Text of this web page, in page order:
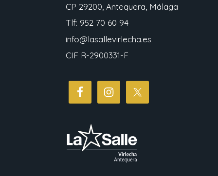
CP 29200, Antequera, Málaga
Tlf: 952 70 60 94
info@lasallevirlecha.es
CIF R-2900331-F